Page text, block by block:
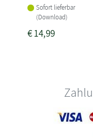
Sofort lieferbar
(Download)
€14,99